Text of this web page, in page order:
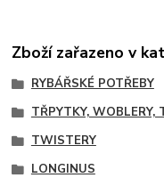
Zboží zařazeno v
RYBÁŘSKÉ POTŘEBY
TŘPYTKY, WOBLERY,
TWISTERY
LONGINUS